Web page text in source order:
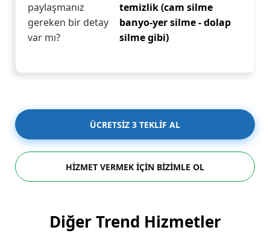
paylaşmanız
gereken bir detay
var mı?
temizlik (cam silme
banyo-yer silme - dolap
silme gibi)
ÜCRETSİZ 3 TEKLİF AL
HİZMET VERMEK İÇİN BİZİMLE OL
Diğer Trend Hizmetler